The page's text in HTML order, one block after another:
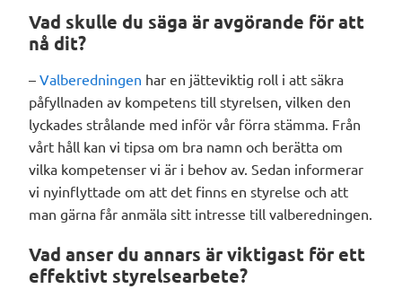
Vad skulle du säga är avgörande för att
nå dit?
–Valberedningen har en jätteviktig roll i att säkra
påfyllnaden av kompetens till styrelsen, vilken den
lyckades strålande med inför vår förra stämma. Från
vårt håll kan vi tipsa om bra namn och berätta om
vilka kompetenser vi är i behov av. Sedan informerar
vi nyinflyttade om att det finns en styrelse och att
man gärna får anmäla sitt intresse till valberedningen.
Vad anser du annars är viktigast för ett
effektivt styrelsearbete?